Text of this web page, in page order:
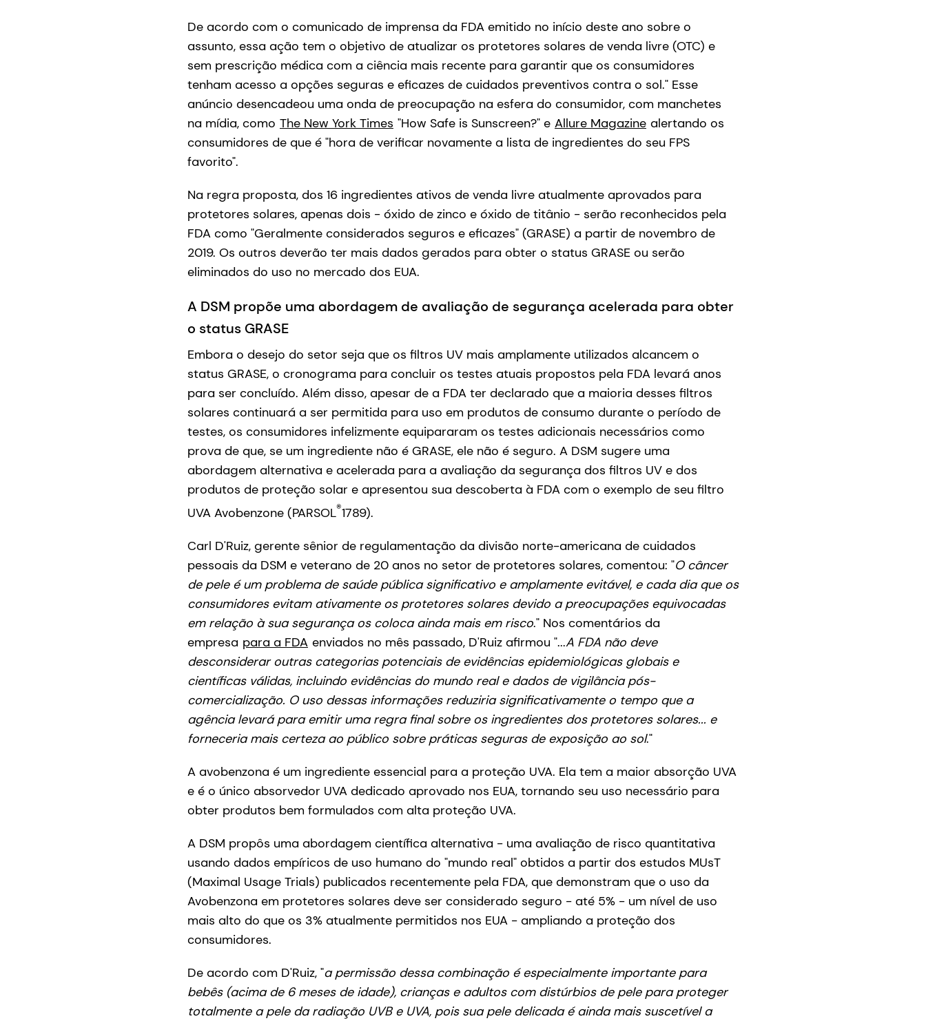
De acordo com o comunicado de imprensa da FDA emitido no início deste ano sobre o
assunto, essa ação tem o objetivo de atualizar os protetores solares de venda livre (OTC) e
sem prescrição médica com a ciência mais recente para garantir que os consumidores
tenham acesso a opções seguras e eficazes de cuidados preventivos contra o sol." Esse
anúncio desencadeou uma onda de preocupação na esfera do consumidor, com manchetes
na mídia, como The New York Times "How Safe is Sunscreen?" e Allure Magazine alertando os
consumidores de que é "hora de verificar novamente a lista de ingredientes do seu FPS
favorito".
Na regra proposta, dos 16 ingredientes ativos de venda livre atualmente aprovados para
protetores solares, apenas dois - óxido de zinco e óxido de titânio - serão reconhecidos pela
FDA como "Geralmente considerados seguros e eficazes" (GRASE) a partir de novembro de
2019. Os outros deverão ter mais dados gerados para obter o status GRASE ou serão
eliminados do uso no mercado dos EUA.
A DSM propõe uma abordagem de avaliação de segurança acelerada para obter
o status GRASE
Embora o desejo do setor seja que os filtros UV mais amplamente utilizados alcancem o
status GRASE, o cronograma para concluir os testes atuais propostos pela FDA levará anos
para ser concluído. Além disso, apesar de a FDA ter declarado que a maioria desses filtros
solares continuará a ser permitida para uso em produtos de consumo durante o período de
testes, os consumidores infelizmente equipararam os testes adicionais necessários como
prova de que, se um ingrediente não é GRASE, ele não é seguro. A DSM sugere uma
abordagem alternativa e acelerada para a avaliação da segurança dos filtros UV e dos
produtos de proteção solar e apresentou sua descoberta à FDA com o exemplo de seu filtro
UVA Avobenzone (PARSOL®1789).
Carl D'Ruiz, gerente sênior de regulamentação da divisão norte-americana de cuidados
pessoais da DSM e veterano de 20 anos no setor de protetores solares, comentou: "O câncer
de pele é um problema de saúde pública significativo e amplamente evitável, e cada dia que os
consumidores evitam ativamente os protetores solares devido a preocupações equivocadas
em relação à sua segurança os coloca ainda mais em risco." Nos comentários da
empresa para a FDA enviados no mês passado, D'Ruiz afirmou "...A FDA não deve
desconsiderar outras categorias potenciais de evidências epidemiológicas globais e
científicas válidas, incluindo evidências do mundo real e dados de vigilância pós-
comercialização. O uso dessas informações reduziria significativamente o tempo que a
agência levará para emitir uma regra final sobre os ingredientes dos protetores solares... e
forneceria mais certeza ao público sobre práticas seguras de exposição ao sol."
A avobenzona é um ingrediente essencial para a proteção UVA. Ela tem a maior absorção UVA
e é o único absorvedor UVA dedicado aprovado nos EUA, tornando seu uso necessário para
obter produtos bem formulados com alta proteção UVA.
A DSM propôs uma abordagem científica alternativa - uma avaliação de risco quantitativa
usando dados empíricos de uso humano do "mundo real" obtidos a partir dos estudos MUsT
(Maximal Usage Trials) publicados recentemente pela FDA, que demonstram que o uso da
Avobenzona em protetores solares deve ser considerado seguro - até 5% - um nível de uso
mais alto do que os 3% atualmente permitidos nos EUA - ampliando a proteção dos
consumidores.
De acordo com D'Ruiz, "a permissão dessa combinação é especialmente importante para
bebês (acima de 6 meses de idade), crianças e adultos com distúrbios de pele para proteger
totalmente a pele da radiação UVB e UVA, pois sua pele delicada é ainda mais suscetível a